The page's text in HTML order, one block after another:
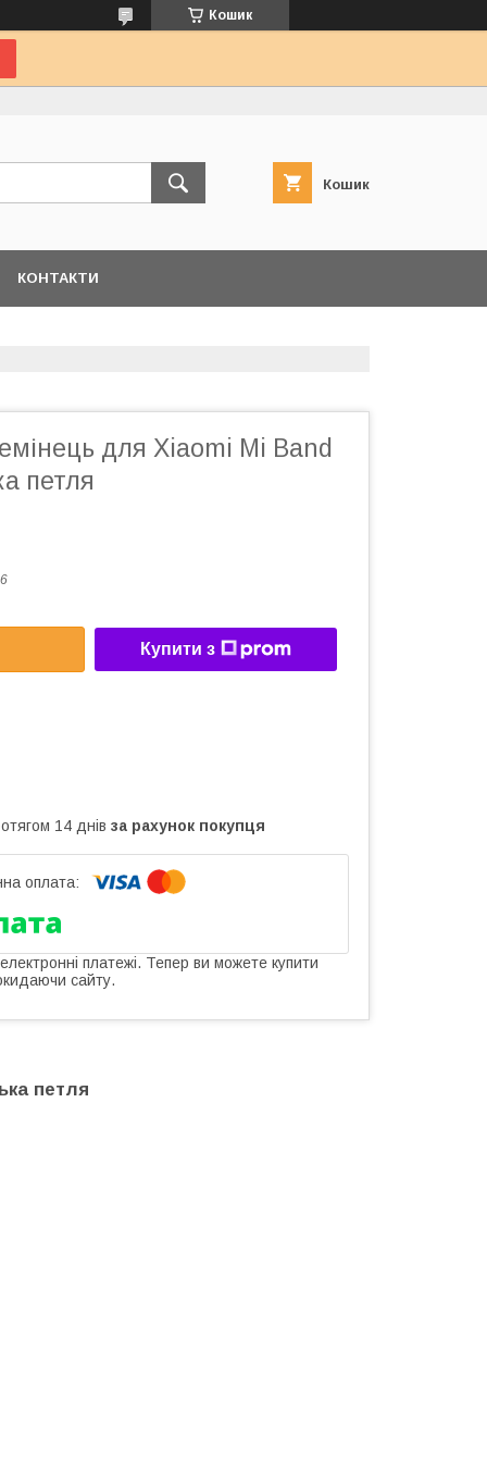
Кошик
Кошик
КОНТАКТИ
для Xiaomi Mi Band
петля
Купити з
14 днів за рахунок покупця
платежі. Тепер ви можете купити
сайту.
петля